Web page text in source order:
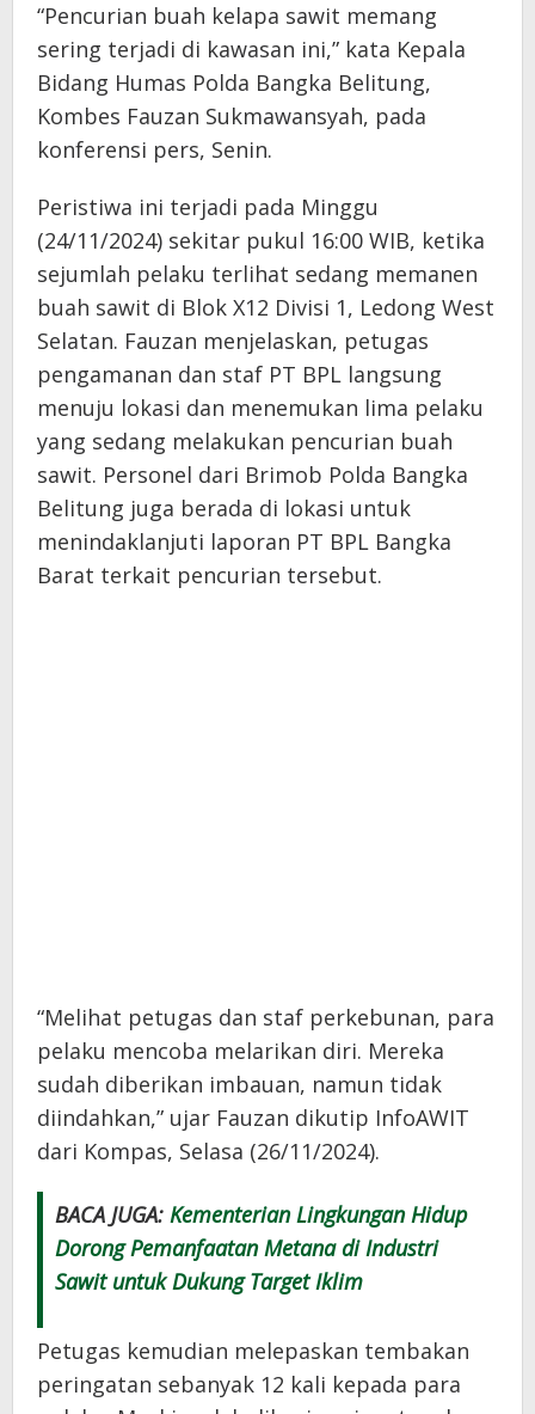
“Pencurian buah kelapa sawit memang
sering terjadi di kawasan ini,” kata Kepala
Bidang Humas Polda Bangka Belitung,
Kombes Fauzan Sukmawansyah, pada
konferensi pers, Senin.
Peristiwa ini terjadi pada Minggu
(24/11/2024) sekitar pukul 16:00 WIB, ketika
sejumlah pelaku terlihat sedang memanen
buah sawit di Blok X12 Divisi 1, Ledong West
Selatan. Fauzan menjelaskan, petugas
pengamanan dan staf PT BPL langsung
menuju lokasi dan menemukan lima pelaku
yang sedang melakukan pencurian buah
sawit. Personel dari Brimob Polda Bangka
Belitung juga berada di lokasi untuk
menindaklanjuti laporan PT BPL Bangka
Barat terkait pencurian tersebut.
“Melihat petugas dan staf perkebunan, para
pelaku mencoba melarikan diri. Mereka
sudah diberikan imbauan, namun tidak
diindahkan,” ujar Fauzan dikutip InfoAWIT
dari Kompas, Selasa (26/11/2024).
BACA JUGA: Kementerian Lingkungan Hidup
Dorong Pemanfaatan Metana di Industri
Sawit untuk Dukung Target Iklim
Petugas kemudian melepaskan tembakan
peringatan sebanyak 12 kali kepada para